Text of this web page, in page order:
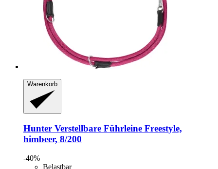
Warenkorb
Hunter Verstellbare Führleine Freestyle,
himbeer, 8/200
-40%
Belastbar